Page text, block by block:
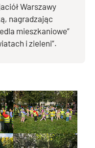
Warszawy
nagradzając
mieszkaniowe”
i zieleni”.